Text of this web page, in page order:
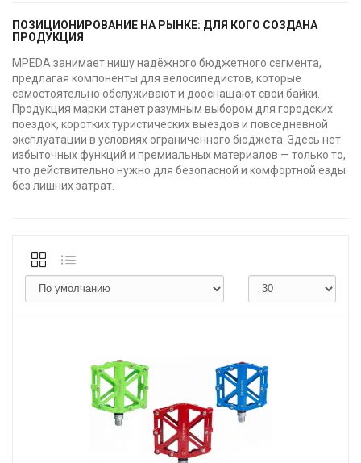
ПОЗИЦИОНИРОВАНИЕ НА РЫНКЕ: ДЛЯ КОГО СОЗДАНА
ПРОДУКЦИЯ
MPEDA занимает нишу надёжного бюджетного сегмента,
предлагая компоненты для велосипедистов, которые
самостоятельно обслуживают и дооснащают свои байки.
Продукция марки станет разумным выбором для городских
поездок, коротких туристических выездов и повседневной
эксплуатации в условиях ограниченного бюджета. Здесь нет
избыточных функций и премиальных материалов — только то,
что действительно нужно для безопасной и комфортной езды
без лишних затрат.